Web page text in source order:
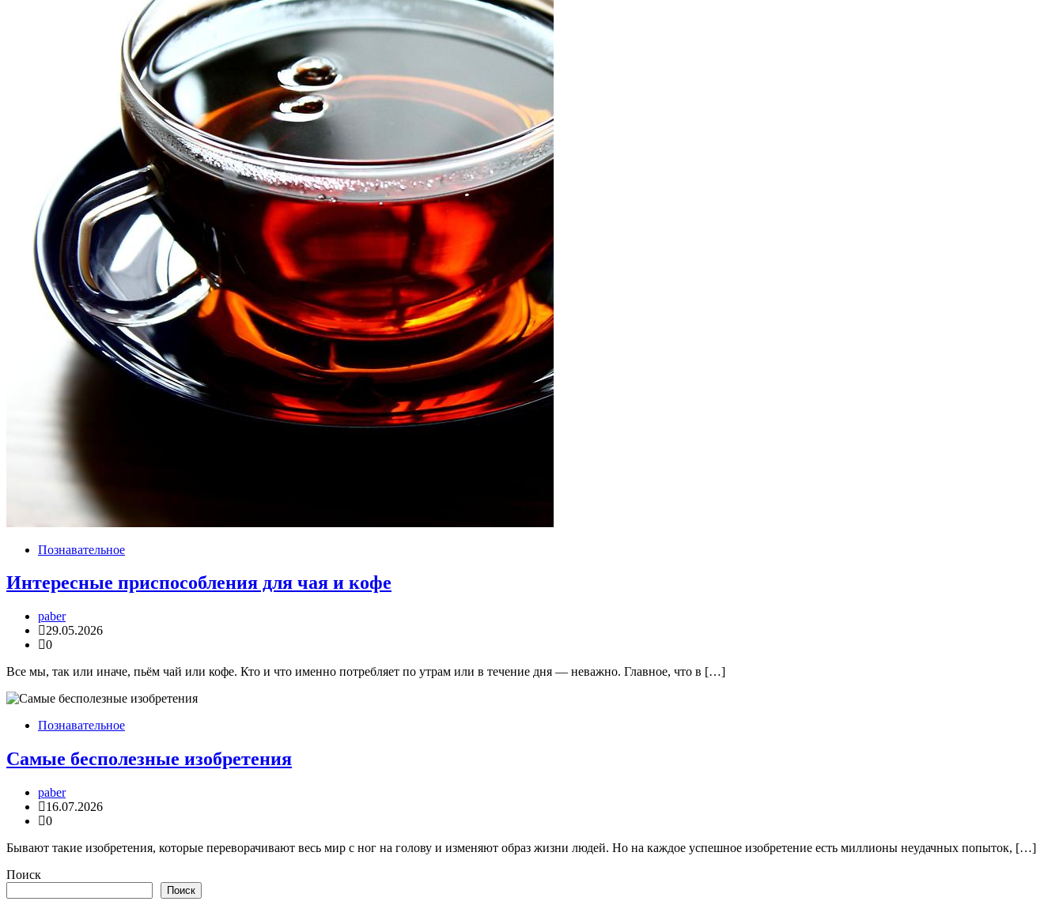
Познавательное
Интересные приспособления для чая и кофе
paber
29.05.2026
0
Все мы, так или иначе, пьём чай или кофе. Кто и что именно потребляет по утрам или в течение дня — неважно. Главное, что в […]
Познавательное
Самые бесполезные изобретения
paber
16.07.2026
0
Бывают такие изобретения, которые переворачивают весь мир с ног на голову и изменяют образ жизни людей. Но на каждое успешное изобретение есть миллионы неудачных попыток, […]
Поиск
Поиск